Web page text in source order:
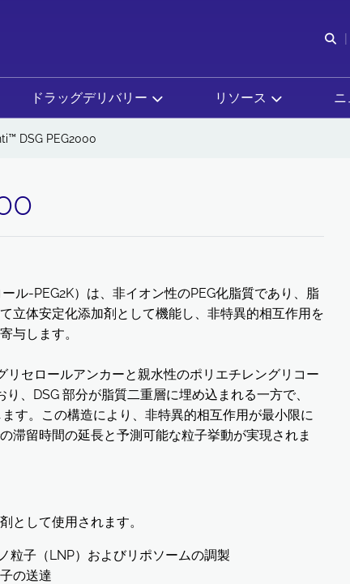
ドラッグデリバリー リソース
DSG PEG2000
ル-PEG2K）は、非イオン性のPEG化脂質であり、脂
立体安定化添加剤として機能し、非特異的相互作用を
与します。
セロールアンカーと親水性のポリエチレングリコー
、DSG 部分が脂質二重層に埋め込まれる一方で、
す。この構造により、非特異的相互作用が最小限に
滞留時間の延長と予測可能な粒子挙動が実現されま
として使用されます。
粒子（LNP）およびリポソームの調製
の送達